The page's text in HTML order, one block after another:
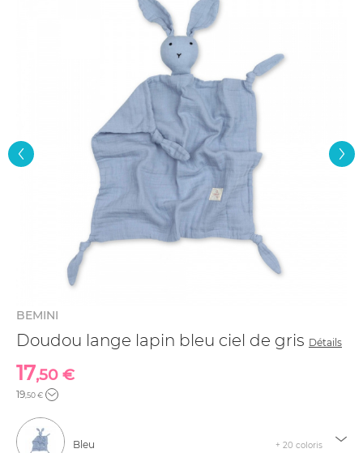
BEMINI
Doudou lange lapin bleu ciel de gris Détails
17,50 €
19,50 €
Bleu + 20 coloris